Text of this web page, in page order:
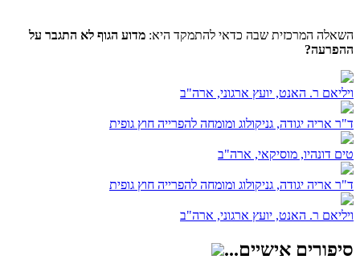
השאלה המרכזית שבה כדאי להתמקד היא: מדוע הגוף לא התגבר על
ההפרעה?
ויליאם ר. האנט, יועץ ארגוני, ארה"ב
ד"ר אריה יגודה, גניקולוג ומומחה להפרייה חוץ גופית
טים דונהיו, מוסיקאי, ארה"ב
ד"ר אריה יגודה, גניקולוג ומומחה להפרייה חוץ גופית
ויליאם ר. האנט, יועץ ארגוני, ארה"ב
סיפורים אישיים...